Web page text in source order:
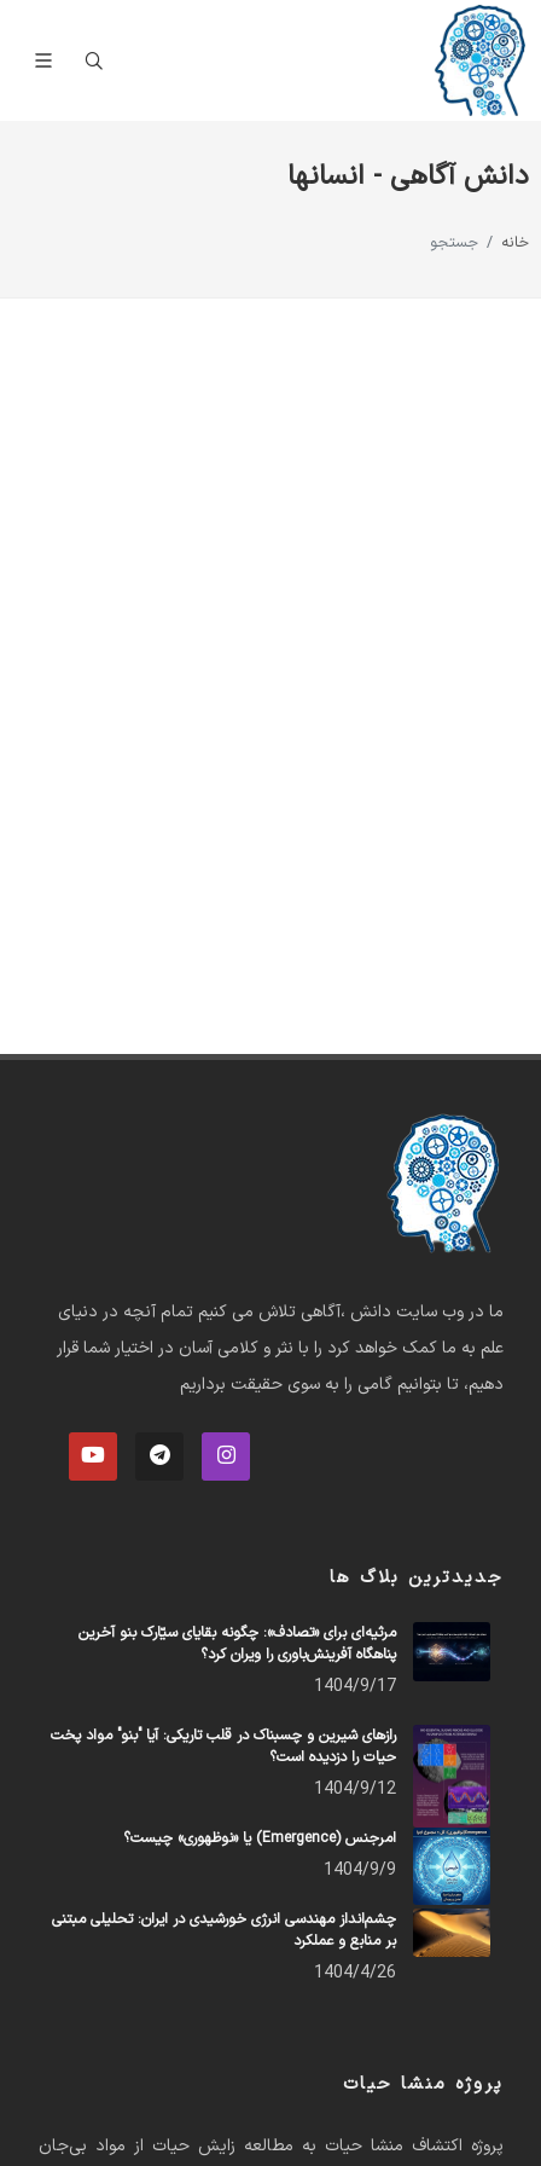
دانش آگاهی - انسانها
خانه جستجو
ما در وب سایت دانش ،آگاهی تلاش می کنیم تمام آنچه در دنیای
علم به ما کمک خواهد کرد را با نثر و کلامی آسان در اختیار شما قرار
دهیم، تا بتوانیم گامی را به سوی حقیقت برداریم
جدیدترین بلاگ ها
مرثیه‌ای برای «تصادف»: چگونه بقایای سیّارک بنو آخرین
پناهگاه آفرینش‌باوری را ویران کرد؟
1404/9/17
رازهای شیرین و چسبناک در قلب تاریکی: آیا "بنو" مواد پخت
حیات را دزدیده است؟
1404/9/12
امرجنس (Emergence) یا «نوظهوری» چیست؟
1404/9/9
چشم‌انداز مهندسی انرژی خورشیدی در ایران: تحلیلی مبتنی
بر منابع و عملکرد
1404/4/26
پروژه منشا حیات
پروژه اکتشاف منشا حیات به مطالعه زایش حیات از مواد بی‌جان